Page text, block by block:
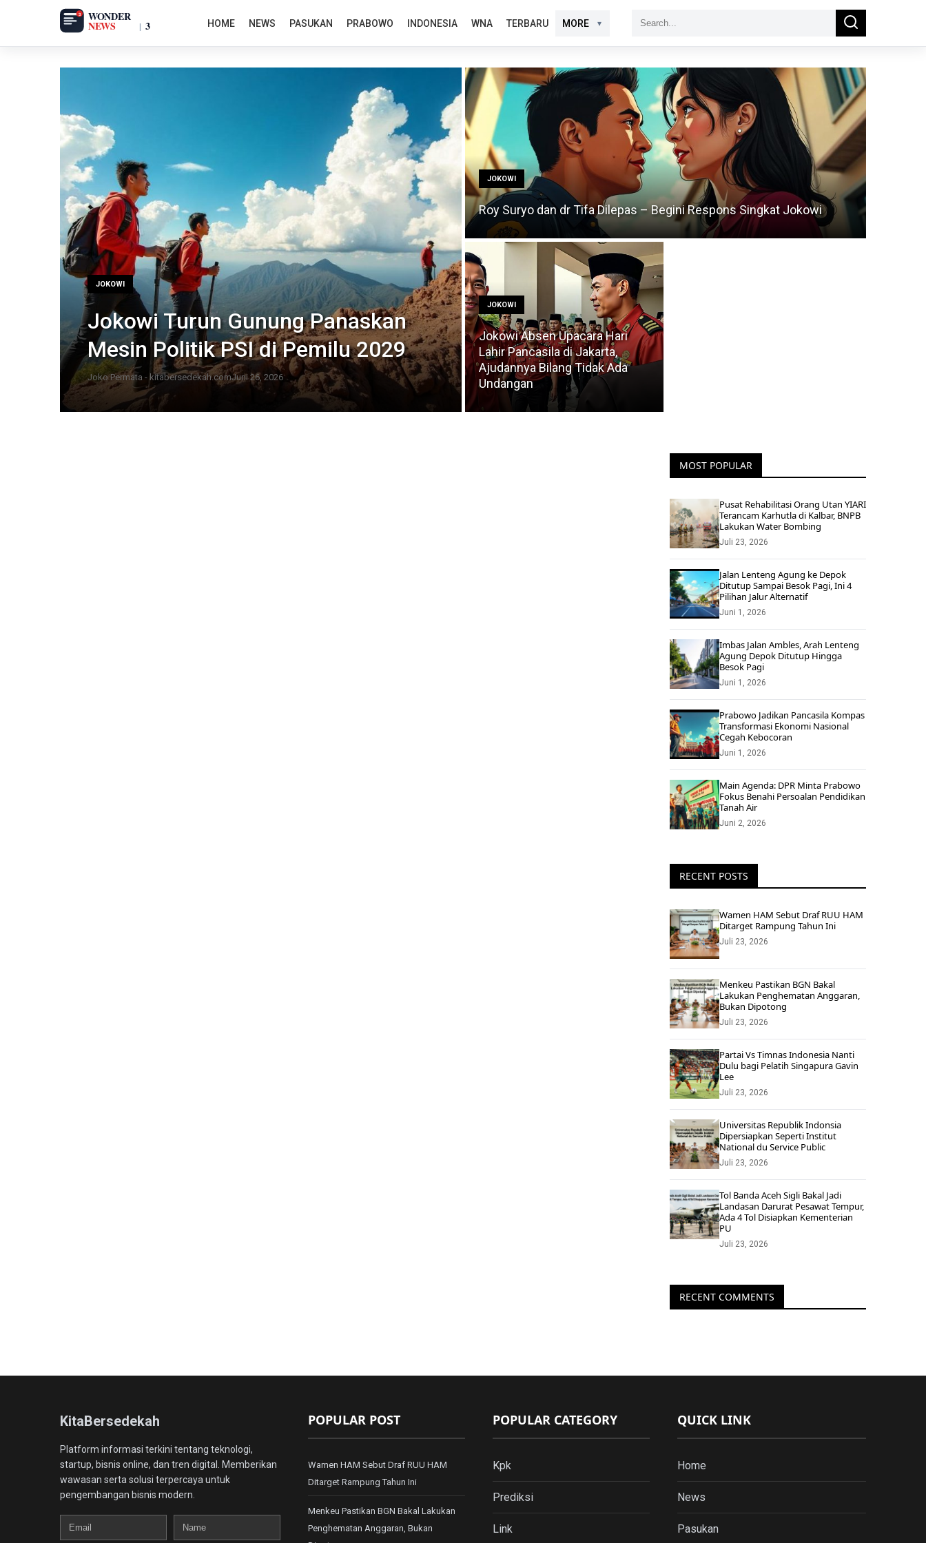
HOME NEWS PASUKAN PRABOWO INDONESIA WNA TERBARU MORE
Search
Search
JOKOWI
Jokowi Turun Gunung Panaskan
Mesin Politik PSI di Pemilu 2029
Joko Permata - kitabersedekah.comJuni 26, 2026
JOKOWI
Roy Suryo dan dr Tifa Dilepas – Begini Respons Singkat Jokowi
JOKOWI
Jokowi Absen Upacara Hari
Lahir Pancasila di Jakarta,
Ajudannya Bilang Tidak Ada
Undangan
MOST POPULAR
Pusat Rehabilitasi Orang Utan YIARI
Terancam Karhutla di Kalbar, BNPB
Lakukan Water Bombing
Juli 23, 2026
Jalan Lenteng Agung ke Depok
Ditutup Sampai Besok Pagi, Ini 4
Pilihan Jalur Alternatif
Juni 1, 2026
Imbas Jalan Ambles, Arah Lenteng
Agung Depok Ditutup Hingga
Besok Pagi
Juni 1, 2026
Prabowo Jadikan Pancasila Kompas
Transformasi Ekonomi Nasional
Cegah Kebocoran
Juni 1, 2026
Main Agenda: DPR Minta Prabowo
Fokus Benahi Persoalan Pendidikan
Tanah Air
Juni 2, 2026
RECENT POSTS
Wamen HAM Sebut Draf RUU HAM
Ditarget Rampung Tahun Ini
Juli 23, 2026
Menkeu Pastikan BGN Bakal
Lakukan Penghematan Anggaran,
Bukan Dipotong
Juli 23, 2026
Partai Vs Timnas Indonesia Nanti
Dulu bagi Pelatih Singapura Gavin
Lee
Juli 23, 2026
Universitas Republik Indonsia
Dipersiapkan Seperti Institut
National du Service Public
Juli 23, 2026
Tol Banda Aceh Sigli Bakal Jadi
Landasan Darurat Pesawat Tempur,
Ada 4 Tol Disiapkan Kementerian
PU
Juli 23, 2026
RECENT COMMENTS
KitaBersedekah
Platform informasi terkini tentang teknologi,
startup, bisnis online, dan tren digital. Memberikan
wawasan serta solusi terpercaya untuk
pengembangan bisnis modern.
Email
Name
POPULAR POST
Wamen HAM Sebut Draf RUU HAM
Ditarget Rampung Tahun Ini
Menkeu Pastikan BGN Bakal Lakukan
Penghematan Anggaran, Bukan
POPULAR CATEGORY
Kpk
Prediksi
Link
QUICK LINK
Home
News
Pasukan